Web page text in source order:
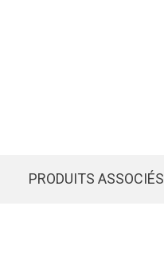
PRODUITS ASSOCIÉS